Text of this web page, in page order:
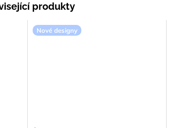
produkty
Nové designy